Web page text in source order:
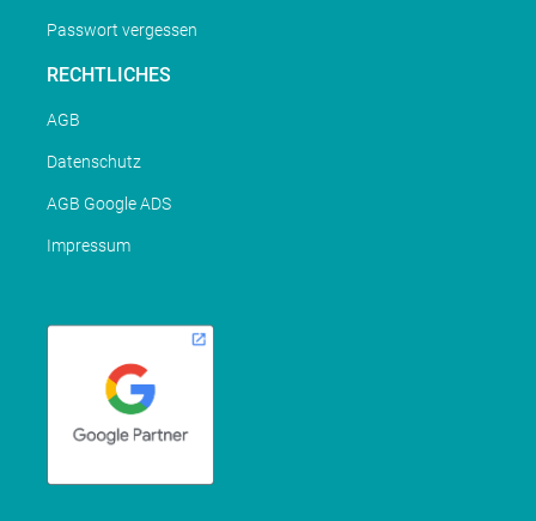
Passwort vergessen
RECHTLICHES
AGB
Datenschutz
AGB Google ADS
Impressum